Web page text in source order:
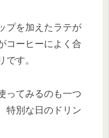
プを加えたラテが
コーヒーによく合
です。
ってみるのも一つ
特別な日のドリン